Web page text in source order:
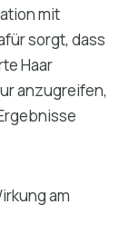
mit
sorgt, dass
Haar
anzugreifen,
am